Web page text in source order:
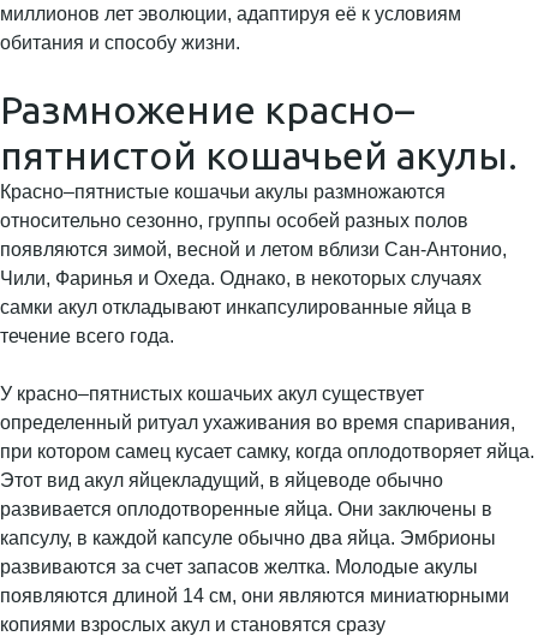
миллионов лет эволюции, адаптируя её к условиям
обитания и способу жизни.
Размножение красно–
пятнистой кошачьей акулы.
Красно–пятнистые кошачьи акулы размножаются
относительно сезонно, группы особей разных полов
появляются зимой, весной и летом вблизи Сан-Антонио,
Чили, Фаринья и Охеда. Однако, в некоторых случаях
самки акул откладывают инкапсулированные яйца в
течение всего года.
У красно–пятнистых кошачьих акул существует
определенный ритуал ухаживания во время спаривания,
при котором самец кусает самку, когда оплодотворяет яйца.
Этот вид акул яйцекладущий, в яйцеводе обычно
развивается оплодотворенные яйца. Они заключены в
капсулу, в каждой капсуле обычно два яйца. Эмбрионы
развиваются за счет запасов желтка. Молодые акулы
появляются длиной 14 см, они являются миниатюрными
копиями взрослых акул и становятся сразу